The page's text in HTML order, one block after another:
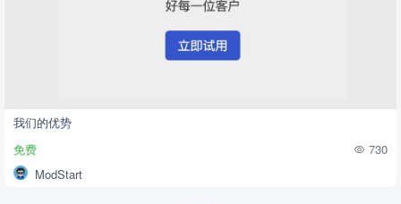
我们的优势
730
免费
ModStart